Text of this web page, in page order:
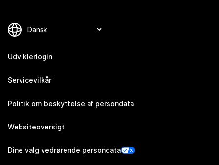
Udviklerlogin
Servicevilkår
Politik om beskyttelse af persondata
Websiteoversigt
Dine valg vedrørende persondata